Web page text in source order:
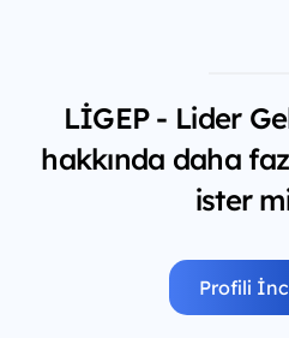
LİGEP - Lider
hakkında daha
ister
Profili